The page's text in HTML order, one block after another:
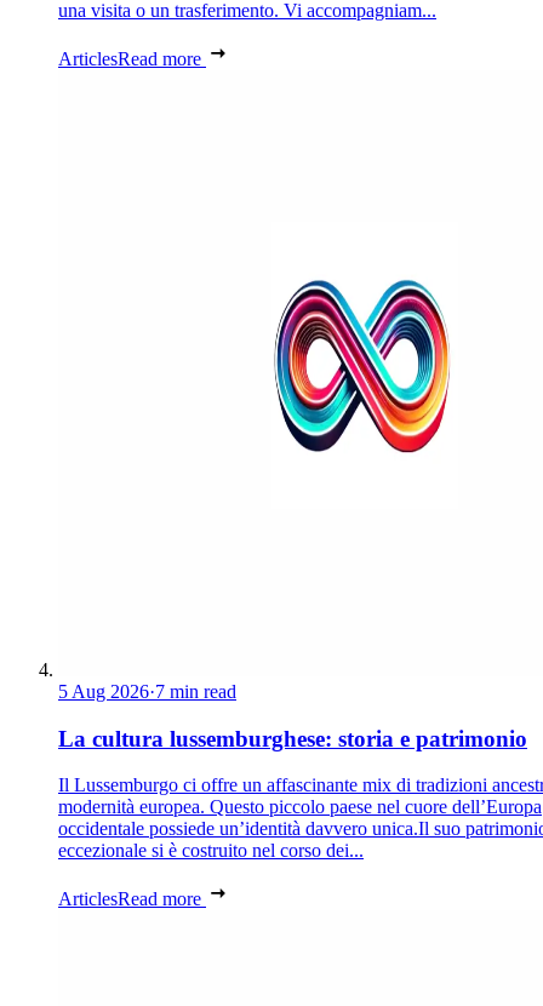
una visita o un trasferimento. Vi accompagniam...
ArticlesRead more
5 Aug 2026·7 min read
La cultura lussemburghese: storia e patrimonio
Il Lussemburgo ci offre un affascinante mix di tradizioni
modernità europea. Questo piccolo paese nel cuore dell’Europa
occidentale possiede un’identità davvero unica.Il suo
eccezionale si è costruito nel corso dei...
ArticlesRead more